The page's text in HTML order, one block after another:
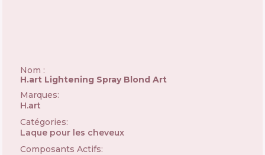
Nom :
H.art Lightening Spray Blond Art
Marques:
H.art
Catégories:
Laque pour les cheveux
Composants Actifs: